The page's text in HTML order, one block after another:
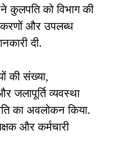
कुलपति को विभाग की
और उपलब्ध
दी.
की संख्या,
जलापूर्ति व्यवस्था
का अवलोकन किया.
और कर्मचारी